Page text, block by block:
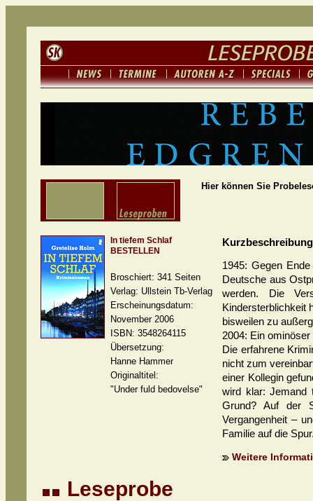
Hier können Sie
In tiefem Schlaf
BESTELLEN
Broschiert: 341 Seiten
Verlag: Ullstein Tb-Verlag
Erscheinungsdatum:
November 2006
ISBN: 3548264115
Übersetzung:
Hanne Hammer
Originaltitel:
"Under fuld bedovelse"
Kurzbeschreibung
1945: Gegen
Deutsche aus
werden. Die
Kindersterblichkeit
bisweilen zu
2004: Ein
Die erfahrene
nicht zum
einer Kollegin
wird klar: Jemand
Grund? Auf der
Vergangenheit –
Familie auf die
Weitere
Leseprobe